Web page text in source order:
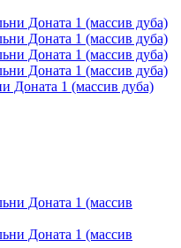
Доната 1 (массив дуба)